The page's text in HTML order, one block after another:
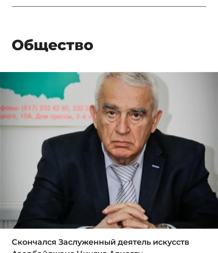
Общество
Скончался Заслуженный деятель искусств